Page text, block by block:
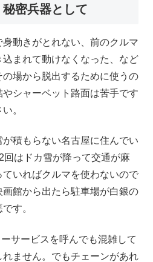
密兵器として
動きがとれない、前のクルマ
まれて動けなくなった、など
場から脱出するために使うの
シャーベット路面は苦手です
。
積もらない名古屋に住んでい
回はドカ雪が降って交通が麻
いればクルマを使わないので
館から出たら駐車場が白銀の
す。
サービスを呼んでも混雑して
ません。でもチェーンがあれ